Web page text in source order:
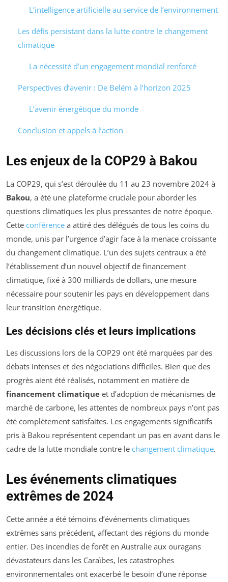
L’intelligence artificielle au service de l’environnement
Les défis persistant dans la lutte contre le changement
climatique
La nécessité d’un engagement mondial renforcé
Perspectives d’avenir : De Belém à l’horizon 2025
L’avenir énergétique du monde
Conclusion et appels à l’action
Les enjeux de la COP29 à Bakou
La COP29, qui s’est déroulée du 11 au 23 novembre 2024 à
Bakou, a été une plateforme cruciale pour aborder les
questions climatiques les plus pressantes de notre époque.
Cette conférence a attiré des délégués de tous les coins du
monde, unis par l’urgence d’agir face à la menace croissante
du changement climatique. L’un des sujets centraux a été
l’établissement d’un nouvel objectif de financement
climatique, fixé à 300 milliards de dollars, une mesure
nécessaire pour soutenir les pays en développement dans
leur transition énergétique.
Les décisions clés et leurs implications
Les discussions lors de la COP29 ont été marquées par des
débats intenses et des négociations difficiles. Bien que des
progrès aient été réalisés, notamment en matière de
financement climatique et d’adoption de mécanismes de
marché de carbone, les attentes de nombreux pays n’ont pas
été complètement satisfaites. Les engagements significatifs
pris à Bakou représentent cependant un pas en avant dans le
cadre de la lutte mondiale contre le changement climatique.
Les événements climatiques
extrêmes de 2024
Cette année a été témoins d’événements climatiques
extrêmes sans précédent, affectant des régions du monde
entier. Des incendies de forêt en Australie aux ouragans
dévastateurs dans les Caraïbes, les catastrophes
environnementales ont exacerbé le besoin d’une réponse